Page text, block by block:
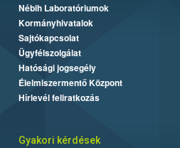
Nébih Laboratóriumok
Kormányhivatalok
Sajtókapcsolat
Ügyfélszolgálat
Hatósági jogsegély
Élelmiszermentő Központ
Hírlevél feliratkozás
Gyakori kérdések